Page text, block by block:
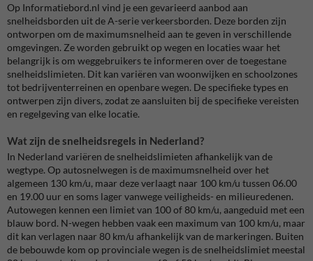
Op Informatiebord.nl vind je een gevarieerd aanbod aan
snelheidsborden uit de A-serie verkeersborden. Deze borden zijn
ontworpen om de maximumsnelheid aan te geven in verschillende
omgevingen. Ze worden gebruikt op wegen en locaties waar het
belangrijk is om weggebruikers te informeren over de toegestane
snelheidslimieten. Dit kan variëren van woonwijken en schoolzones
tot bedrijventerreinen en openbare wegen. De specifieke types en
ontwerpen zijn divers, zodat ze aansluiten bij de specifieke vereisten
en regelgeving van elke locatie.
Wat zijn de snelheidsregels in Nederland?
In Nederland variëren de snelheidslimieten afhankelijk van de
wegtype. Op autosnelwegen is de maximumsnelheid over het
algemeen 130 km/u, maar deze verlaagt naar 100 km/u tussen 06.00
en 19.00 uur en soms lager vanwege veiligheids- en milieuredenen.
Autowegen kennen een limiet van 100 of 80 km/u, aangeduid met een
blauw bord. N-wegen hebben vaak een maximum van 100 km/u, maar
dit kan verlagen naar 80 km/u afhankelijk van de markeringen. Buiten
de bebouwde kom op provinciale wegen is de snelheidslimiet meestal